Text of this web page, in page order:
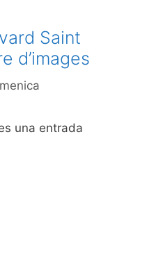
Saint
d’images
una entrada